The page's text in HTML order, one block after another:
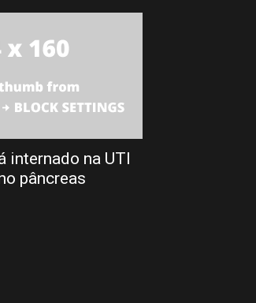
internado na UTI
pâncreas